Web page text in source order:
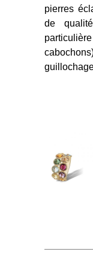
pierres
de